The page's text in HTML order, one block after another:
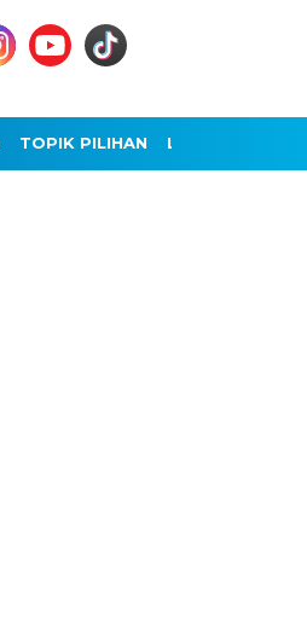
TOPIK PILIHAN LAINNYA